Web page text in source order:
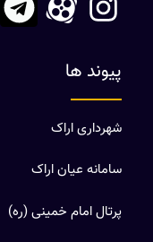
پیوند ها
شهرداری اراک
سامانه عیان اراک
پرتال امام خمینی (ره)